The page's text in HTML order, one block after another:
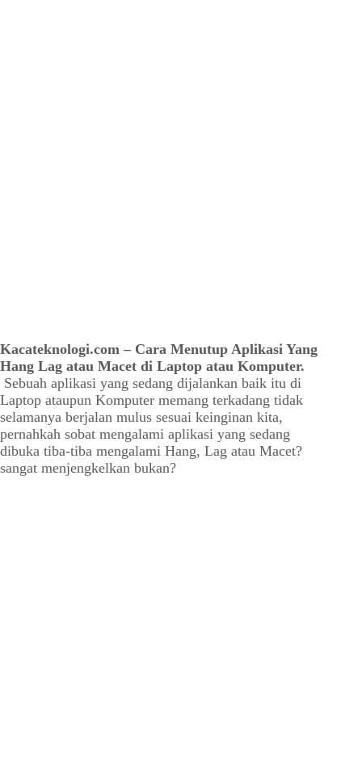
Kacateknologi.com – Cara Menutup Aplikasi Yang
Hang Lag atau Macet di Laptop atau Komputer.
Sebuah aplikasi yang sedang dijalankan baik itu di
Laptop ataupun Komputer memang terkadang tidak
selamanya berjalan mulus sesuai keinginan kita,
pernahkah sobat mengalami aplikasi yang sedang
dibuka tiba-tiba mengalami Hang, Lag atau Macet?
sangat menjengkelkan bukan?